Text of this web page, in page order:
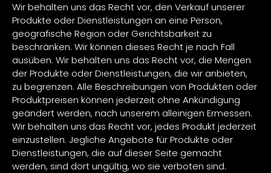
Wir behalten uns das Recht vor, den Verkauf unserer
Produkte oder Dienstleistungen an eine Person,
geografische Region oder Gerichtsbarkeit zu
beschränken. Wir können dieses Recht je nach Fall
ausüben. Wir behalten uns das Recht vor, die Mengen
der Produkte oder Dienstleistungen, die wir anbieten,
zu begrenzen. Alle Beschreibungen von Produkten oder
Produktpreisen können jederzeit ohne Ankündigung
geändert werden, nach unserem alleinigen Ermessen.
Wir behalten uns das Recht vor, jedes Produkt jederzeit
einzustellen. Jegliche Angebote für Produkte oder
Dienstleistungen, die auf dieser Seite gemacht
werden, sind dort ungültig, wo sie verboten sind.